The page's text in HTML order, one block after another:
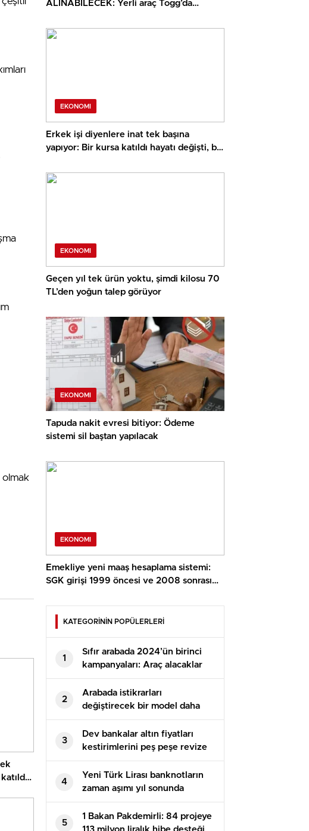
olmak
ALINABİLECEK: Yerli araç Togg’da
ikramı ve 3 ay erteleme
EKONOMI
Erkek işi diyenlere inat tek başına
yapıyor: Bir kursa katıldı hayatı değişti, bir
EKONOMI
Geçen yıl tek ürün yoktu, şimdi kilosu 70
TL’den yoğun talep görüyor
EKONOMI
Tapuda nakit evresi bitiyor: Ödeme
sistemi sil baştan yapılacak
EKONOMI
Emekliye yeni maaş hesaplama sistemi:
SGK girişi 1999 öncesi ve 2008 sonrası
KATEGORİNİN POPÜLERLERİ
1
Sıfır arabada 2024’ün birinci
kampanyaları: Araç alacaklar
200 bin TL daha az ödeyecek
2
Arabada istikrarları
değiştirecek bir model daha
Türkiye’de: Volkswagen
Tiguan’ın yarı fiyatına satılacak
3
Dev bankalar altın fiyatları
kestirimlerini peş peşe revize
etti: Rekor üstüne rekor
beklentisi
4
Yeni Türk Lirası banknotların
zaman aşımı yıl sonunda
dolacak
5
1 Bakan Pakdemirli: 84 projeye